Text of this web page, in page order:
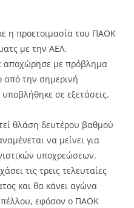
η προετοιμασία του ΠΑΟΚ
με την ΑΕΛ.
αποχώρησε με πρόβλημα
από την σημερινή
σε εξετάσεις.
θλάση δευτέρου βαθμού
να μείνει για
υποχρεώσεων.
τις τρεις τελευταίες
και θα κάνει αγώνα
εφόσον ο ΠΑΟΚ